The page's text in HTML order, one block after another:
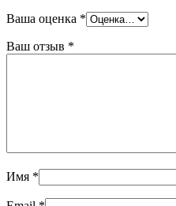
Ваша оценка *
Ваш отзыв *
Имя *